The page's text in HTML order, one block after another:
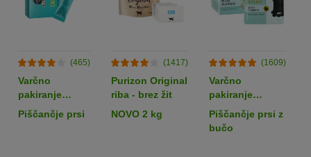
(465)
Varčno
pakiranje
Cosma Jelly
Snack 24 x 14
Piščančje prsi
(1417)
Purizon Original
riba - brez žit
NOVO 2 kg
(1609)
Varčno
pakiranje
Cosma Soup 24
x 40 g
Piščančje prsi z
bučo